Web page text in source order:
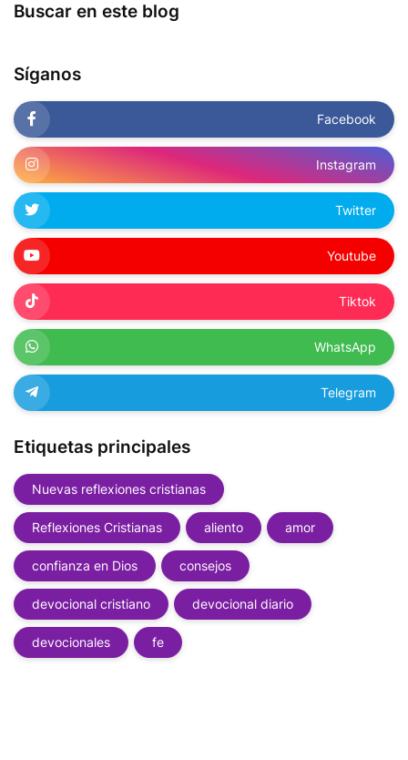
Buscar en este blog
Síganos
Facebook
Instagram
Twitter
Youtube
Tiktok
WhatsApp
Telegram
Etiquetas principales
Nuevas reflexiones cristianas
Reflexiones Cristianas aliento amor
confianza en Dios consejos
devocional cristiano devocional diario
devocionales fe